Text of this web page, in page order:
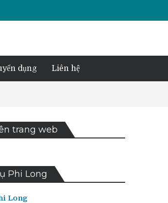
dụng Liên hệ
trang web
Phi Long
Long